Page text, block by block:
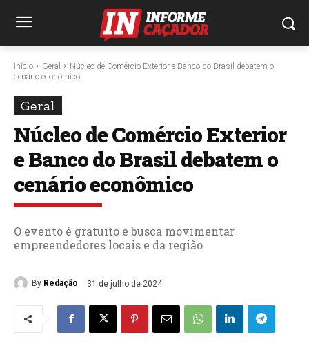
Início Geral
Núcleo de Comércio Exterior e Banco do Brasil debatem o
cenário econômico
Geral
Núcleo de Comércio Exterior
e Banco do Brasil debatem o
cenário econômico
O evento é gratuito e busca movimentar
empreendedores locais e da região
By Redação 31 de julho de 2024